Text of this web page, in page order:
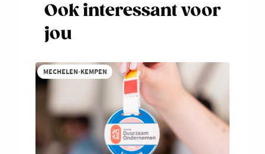
Ook interessant voor
jou
MECHELEN-KEMPEN